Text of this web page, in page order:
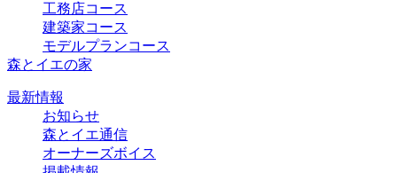
工務店コース
建築家コース
モデルプランコース
森とイエの家
最新情報
お知らせ
森とイエ通信
オーナーズボイス